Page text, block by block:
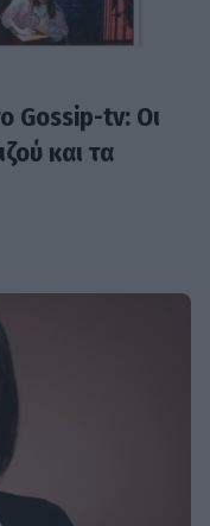
Gossip-tv: Οι
και τα